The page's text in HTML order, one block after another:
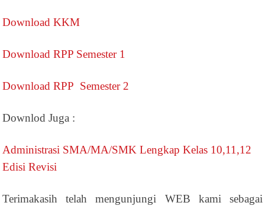
Download KKM
Download RPP Semester 1
Download RPP Semester 2
Downlod Juga :
Administrasi SMA/MA/SMK Lengkap Kelas 10,11,12
Edisi Revisi
Terimakasih telah mengunjungi WEB kami sebagai